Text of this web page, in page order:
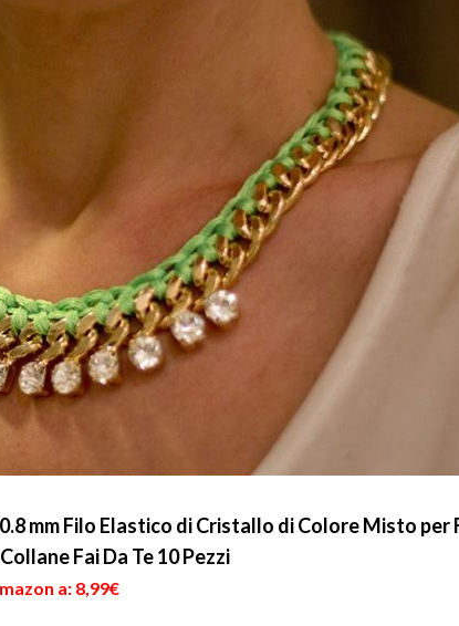
mm Filo Elastico di Cristallo di Colore Misto per
Fai Da Te 10 Pezzi
a: 8,99€